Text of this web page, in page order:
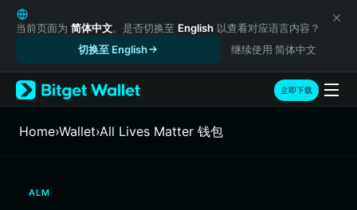
English
日本語
Русский
Español (Latinoamérica)
Türkçe
Italiano
繁體中文
当前页面为 简体中文。是否切换至 English 以查看对应语言内容？
切换至 English
继续使用 简体中文
立即下载
Home›Wallet›All Lives Matter 钱包
ALM